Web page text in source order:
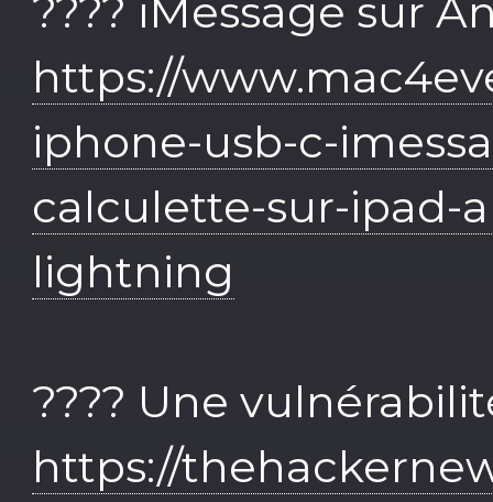
???? iMessage sur
https://
iphone-usb-c-
calculette-sur-ipad-
lightning
???? Une
https://